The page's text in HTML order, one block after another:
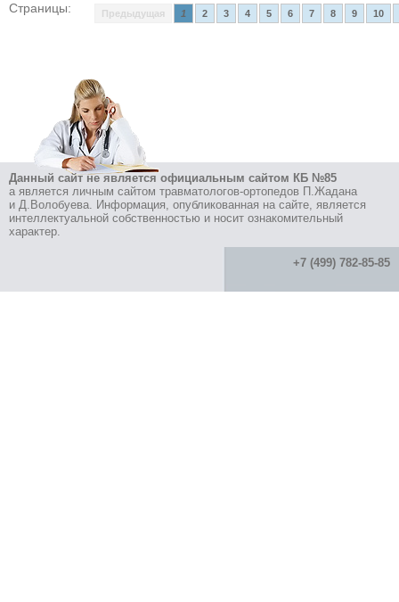
Страницы: Предыдущая 1 2 3 4 5 6 7 8 9 10
Данный сайт не является официальным сайтом КБ №85
а является личным сайтом травматологов-ортопедов П.Жадана
и Д.Волобуева. Информация, опубликованная на сайте, является
интеллектуальной собственностью и носит ознакомительный
характер.
+7 (499) 782-85-85